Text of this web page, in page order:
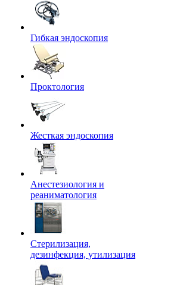
Гибкая эндоскопия
Проктология
Жесткая эндоскопия
Анестезиология и
реаниматология
Стерилизация,
дезинфекция, утилизация